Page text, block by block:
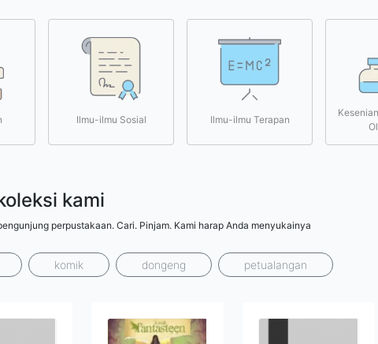
Ilmu-ilmu Sosial Ilmu-ilmu Terapan
kami
perpustakaan. Cari. Pinjam. Kami harap Anda menyukainya
komik dongeng petualangan